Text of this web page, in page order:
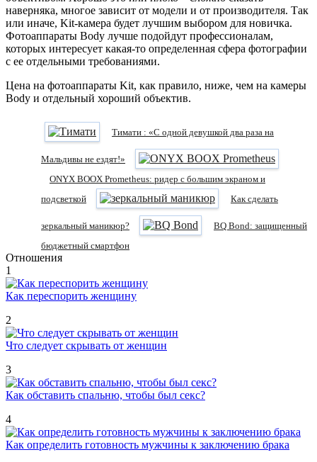
наверняка, многое зависит от модели и от производителя. Так
или иначе, Kit-камера будет лучшим выбором для новичка.
Фотоаппараты Body лучше подойдут профессионалам,
которых интересует какая-то определенная сфера фотографии
с ее отдельными требованиями.
Цена на фотоаппараты Kit, как правило, ниже, чем на камеры
Body и отдельный хороший объектив.
Тимати : «С одной девушкой два раза на
Мальдивы не ездят!»
ONYX BOOX Prometheus: ридер с большим экраном и
подсветкой
Как сделать
зеркальный маникюр?
BQ Bond: защищенный
бюджетный смартфон
Отношения
1
Как переспорить женщину
2
Что следует скрывать от женщин
3
Как обставить спальню, чтобы был секс?
4
Как определить готовность мужчины к заключению брака